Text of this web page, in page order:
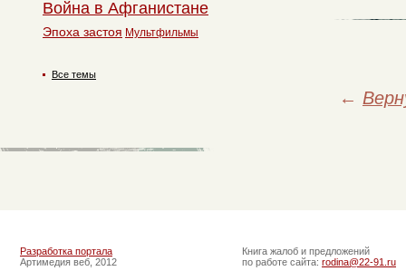
←
Война в Афганистане
Эпоха застоя Мультфильмы
Все темы
Разработка портала
Артимедия веб, 2012
Книга жалоб и предложений
по работе сайта: rodina@22-91.ru